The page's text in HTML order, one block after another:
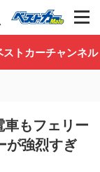
」 Club
ストカーチャンネル
もフェリー
が強烈すぎ